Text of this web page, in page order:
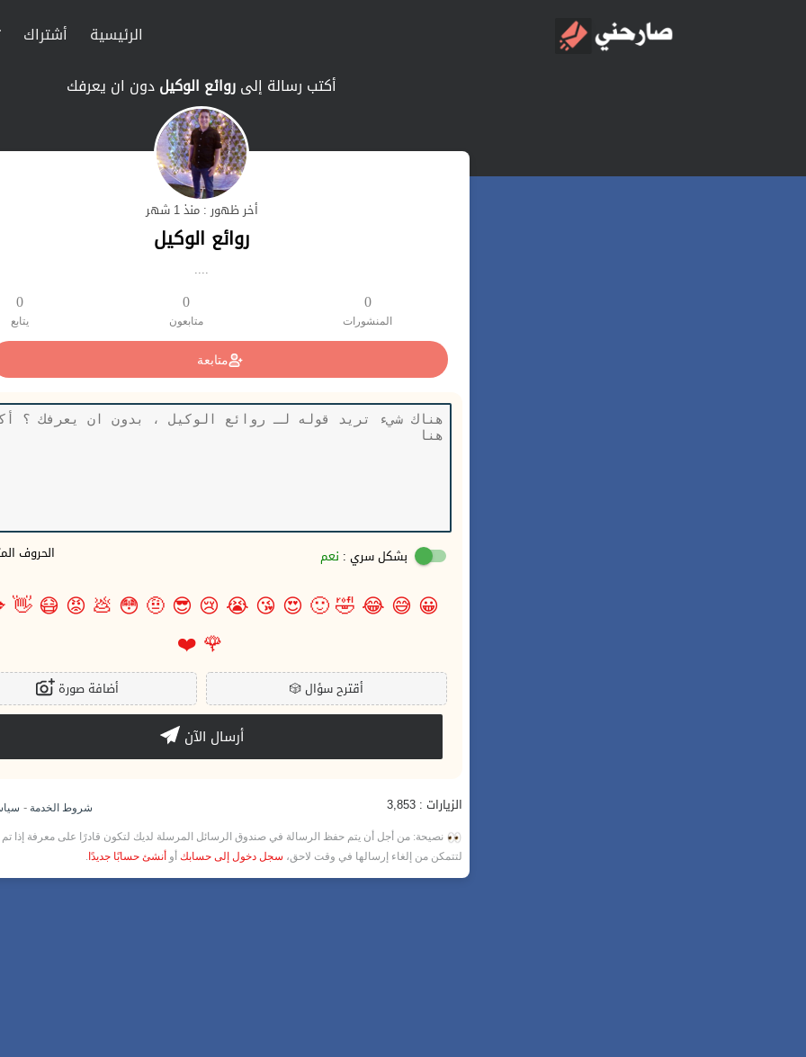
الرئيسية أشتراك
أكتب رسالة إلىروائع الوكيلدون ان يعرفك
أخر ظهور : منذ 1 شهر
روائع الوكيل
....
0
المنشورات
0
متابعون
0
يتابع
متابعة
الحروف بشكل سري : نعم
😀
😅
😂
🤣
🙂
😍
😘
😭
😢
😎
🤨
😳
💩
😡
😷
👋
🌹
❤️
🎲أقترح سؤال أضافة صورة
أرسال الآن
الزيارات : 3,853 شروط الخدمة -
نصيحة: من أجل أن يتم حفظ الرسالة في صندوق الرسائل المرسلة لديك لتكون قادرًا على معرفة إذا تم
لتتمكن من إلغاء إرسالها في وقت لاحق، سجل دخول إلى حسابك أو أنشئ حسابًا جديدًا .